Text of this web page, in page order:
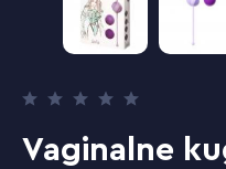
Vaginalne